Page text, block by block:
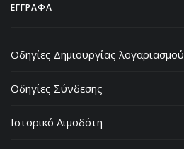
ΕΓΓΡΑΦΑ
Οδηγίες Δημιουργίας λογαριασμού
Οδηγίες Σύνδεσης
Ιστορικό Αιμοδότη